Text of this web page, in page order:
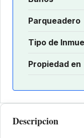
Parqueadero
Tipo de
Propiedad en
Descripcion